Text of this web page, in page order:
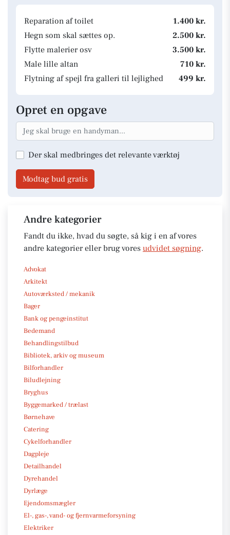
Reparation af toilet
1.400 kr.
Hegn som skal sættes op.
2.500 kr.
Flytte malerier osv
3.500 kr.
Male lille altan
710 kr.
Flytning af spejl fra galleri til lejlighed
499 kr.
Opret en opgave
Der skal medbringes det relevante værktøj
Modtag bud gratis
Andre kategorier
Fandt du ikke, hvad du søgte, så kig i en af vores
andre kategorier eller brug vores udvidet søgning.
Advokat
Arkitekt
Autoværksted / mekanik
Bager
Bank og pengeinstitut
Bedemand
Behandlingstilbud
Bibliotek, arkiv og museum
Bilforhandler
Biludlejning
Bryghus
Byggemarked / trælast
Børnehave
Catering
Cykelforhandler
Dagpleje
Detailhandel
Dyrehandel
Dyrlæge
Ejendomsmægler
El-, gas-, vand- og fjernvarmeforsyning
Elektriker